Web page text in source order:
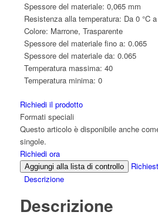
Spessore del materiale: 0,065 mm
Resistenza alla temperatura: Da 0 °C
Colore: Marrone, Trasparente
Spessore del materiale fino a: 0.065
Spessore del materiale da: 0.065
Temperatura massima: 40
Temperatura minima: 0
Richiedi il prodotto
Formati speciali
Questo articolo è disponibile anche
singole.
Richiedi ora
Aggiungi alla lista di controllo
Descrizione
Descrizione